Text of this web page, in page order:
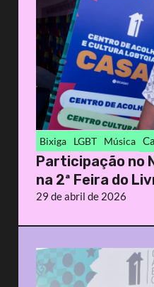
Bixiga LGBT Música
Participação no
na 2ª Feira do
29 de abril de 2026